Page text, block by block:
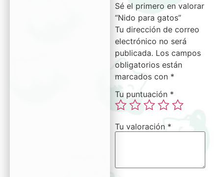
Sé el primero en valorar
“Nido para gatos”
Tu dirección de correo
electrónico no será
publicada. Los campos
obligatorios están
marcados con *
Tu puntuación *
Tu valoración *